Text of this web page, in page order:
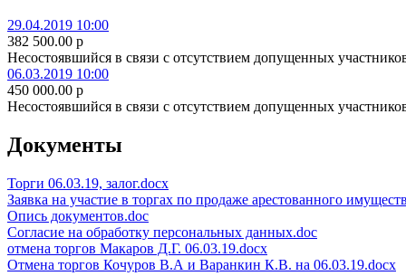
29.04.2019 10:00
382 500.00 p
Несостоявшийся в связи с отсутствием допущенных
06.03.2019 10:00
450 000.00 p
Несостоявшийся в связи с отсутствием допущенных
Документы
Торги 06.03.19, залог.docx
Заявка на участие в торгах по продаже арестованного
Опись документов.doc
Согласие на обработку персональных данных.doc
отмена торгов Макаров Д.Г. 06.03.19.docx
Отмена торгов Кочуров В.А и Варанкин К.В. на 06.03.19.docx